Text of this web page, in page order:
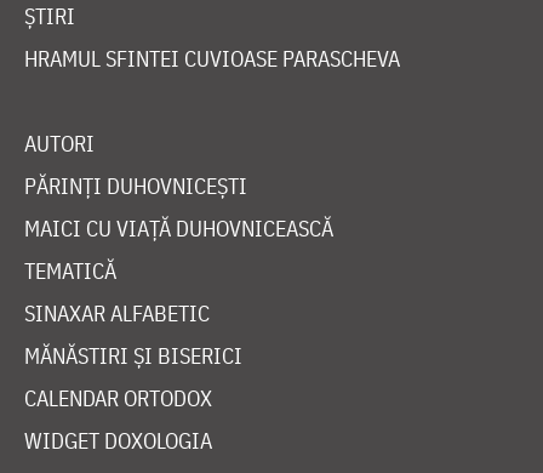
ȘTIRI
HRAMUL SFINTEI CUVIOASE PARASCHEVA
AUTORI
PĂRINȚI DUHOVNICEȘTI
MAICI CU VIAȚĂ DUHOVNICEASCĂ
TEMATICĂ
SINAXAR ALFABETIC
MĂNĂSTIRI ȘI BISERICI
CALENDAR ORTODOX
WIDGET DOXOLOGIA